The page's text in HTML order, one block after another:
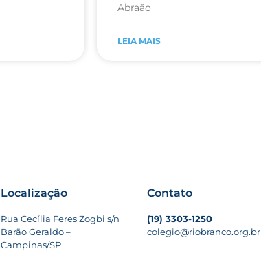
Abraão
LEIA MAIS
Localização
Rua Cecília Feres Zogbi s/n
Barão Geraldo –
Campinas/SP
Contato
(19) 3303-1250
colegio@riobranco.org.br